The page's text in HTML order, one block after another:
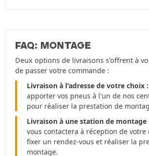
FAQ: MONTAGE
Deux options de livraisons s'offrent à
de passer votre commande :
Livraison à l'adresse de votre choix :
apporter vos pneus à l'un de nos
pour réaliser la prestation de
Livraison à une station de montage
vous contactera à réception de
fixer un rendez-vous et réaliser la
montage.